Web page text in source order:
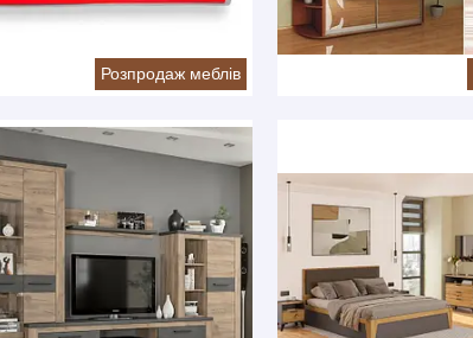
Розпродаж меблів